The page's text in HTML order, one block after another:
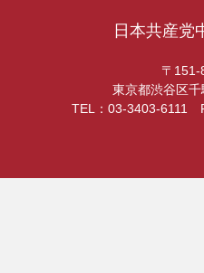
日本共産党
〒151-
東京都渋谷区
TEL：03-3403-6111